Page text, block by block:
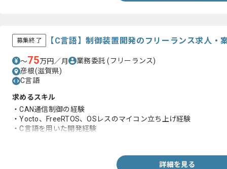
募集終了 【C言語】制御装置開発のフリーランス求人・
〜75万円／月 業務委託(フリーランス)
彦根(滋賀県)
C言語
求めるスキル
・CAN通信制御の経験
・Yocto、FreeRTOS、OSレスのマイコン立ち上げ経験
・C言語を用いた開発経験
詳細を見る